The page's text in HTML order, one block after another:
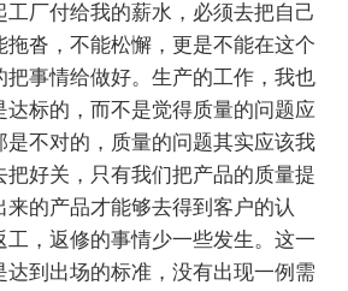
厂付给我的薪水，必须去把自己
拖沓，不能松懈，更是不能在这个
把事情给做好。生产的工作，我也
达标的，而不是觉得质量的问题应
是不对的，质量的问题其实应该我
把好关，只有我们把产品的质量提
来的产品才能够去得到客户的认
工，返修的事情少一些发生。这一
达到出场的标准，没有出现一例需